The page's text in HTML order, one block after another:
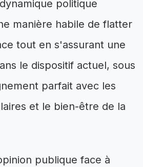
politique
manière habile de flatter
tout en s'assurant une
le dispositif actuel, sous
parfait avec les
et le bien-être de la
publique face à